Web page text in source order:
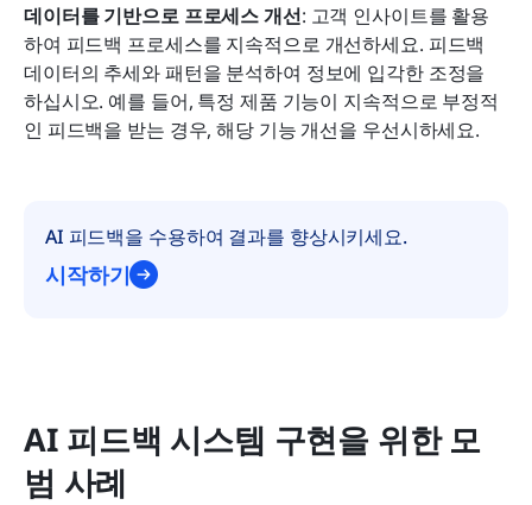
데이터를 기반으로 프로세스 개선: 고객 인사이트를 활용
하여 피드백 프로세스를 지속적으로 개선하세요. 피드백
데이터의 추세와 패턴을 분석하여 정보에 입각한 조정을
하십시오. 예를 들어, 특정 제품 기능이 지속적으로 부정적
인 피드백을 받는 경우, 해당 기능 개선을 우선시하세요.
AI 피드백을 수용하여 결과를 향상시키세요.
시작하기
AI 피드백 시스템 구현을 위한 모
범 사례